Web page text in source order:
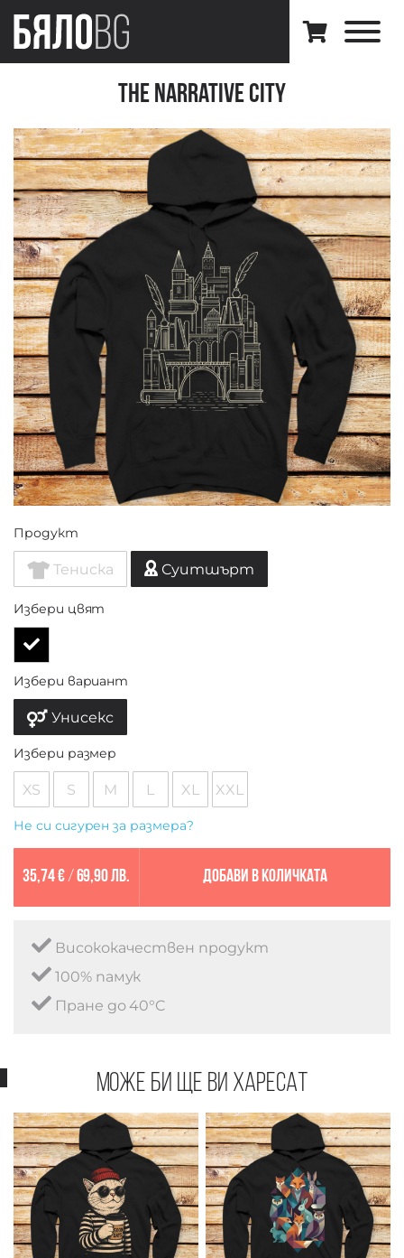
The Narrative City
Продукт
Тениска Суитшърт
Избери цвят
Избери вариант
Унисекс
Избери размер
XS S M L XL XXL
Не си сигурен за размера?
35,74 €/ 69,90 лв. Добави в количката
Висококачествен продукт
100% памук
Пране до 40°C
Може би ще ви харесат